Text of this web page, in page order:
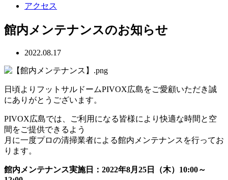
アクセス
館内メンテナンスのお知らせ
2022.08.17
日頃よりフットサルドームPIVOX広島をご愛顧いただき誠
にありがとうございます。
PIVOX広島では、ご利用になる皆様により快適な時間と空
間をご提供できるよう
月に一度プロの清掃業者による館内メンテナンスを行ってお
ります。
館内メンテナンス実施日：2022年8月25日（木）10:00～